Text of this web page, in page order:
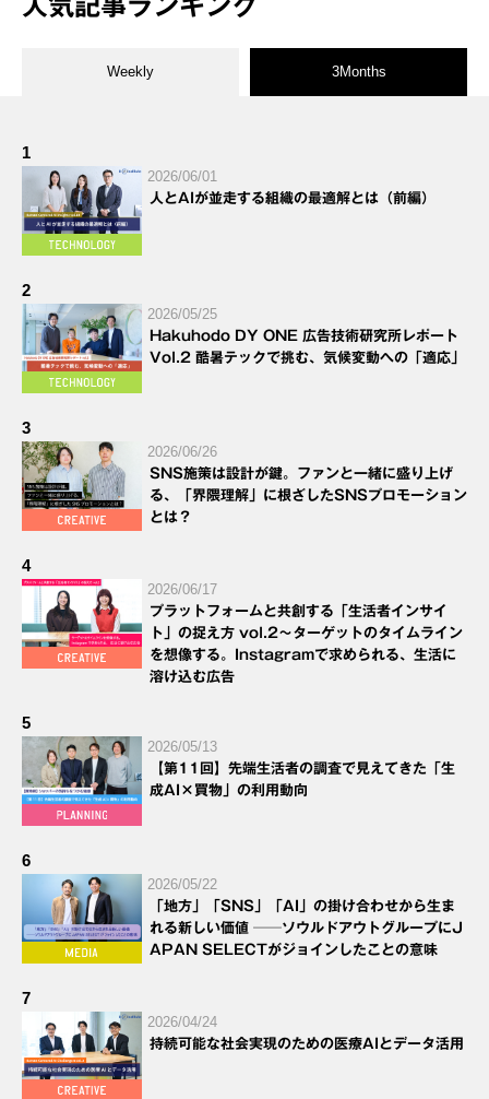
人気記事ランキング
Weekly 3Months
1
2026/06/01
人とAIが並走する組織の最適解とは（前編）
2
2026/05/25
Hakuhodo DY ONE 広告技術研究所レポート
Vol.2 酷暑テックで挑む、気候変動への「適応」
3
2026/06/26
SNS施策は設計が鍵。ファンと一緒に盛り上げ
る、「界隈理解」に根ざしたSNSプロモーション
とは？
4
2026/06/17
プラットフォームと共創する「生活者インサイ
ト」の捉え方 vol.2～ターゲットのタイムライン
を想像する。Instagramで求められる、生活に
溶け込む広告
5
2026/05/13
【第11回】先端生活者の調査で見えてきた「生
成AI×買物」の利用動向
6
2026/05/22
「地方」「SNS」「AI」の掛け合わせから生ま
れる新しい価値 ──ソウルドアウトグループにJ
APAN SELECTがジョインしたことの意味
7
2026/04/24
持続可能な社会実現のための医療AIとデータ活用